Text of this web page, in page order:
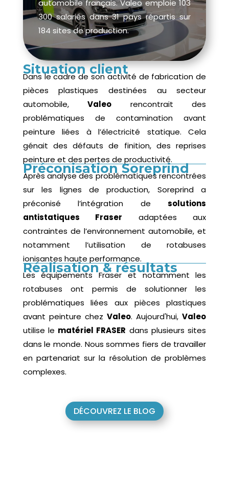
automobile français. Valeo emploie 103
300 salariés dans 31 pays répartis sur
184 sites de production.
Situation client
Dans le cadre de son activité de fabrication de
pièces plastiques destinées au secteur
automobile,Valeo rencontrait des
problématiques de contamination avant
peinture liées à l’électricité statique. Cela
génait des défauts de finition, des reprises
peinture et des pertes de productivité.
Préconisation Soreprind
Après analyse des problématiques rencontrées
sur les lignes de production, Soreprind a
préconisé l’intégration desolutions
antistatiques Fraser adaptées aux
contraintes de l’environnement automobile, et
notamment l’utilisation de rotabuses
ionisantes haute performance.
Réalisation & résultats
Les équipements Fraser et notamment les
rotabuses ont permis de solutionner les
problématiques liées aux pièces plastiques
avant peinture chezValeo. Aujourd'hui,Valeo
utilise le matériel FRASER dans plusieurs sites
dans le monde. Nous sommes fiers de travailler
en partenariat sur la résolution de problèmes
complexes.
DÉCOUVREZ LE BLOG